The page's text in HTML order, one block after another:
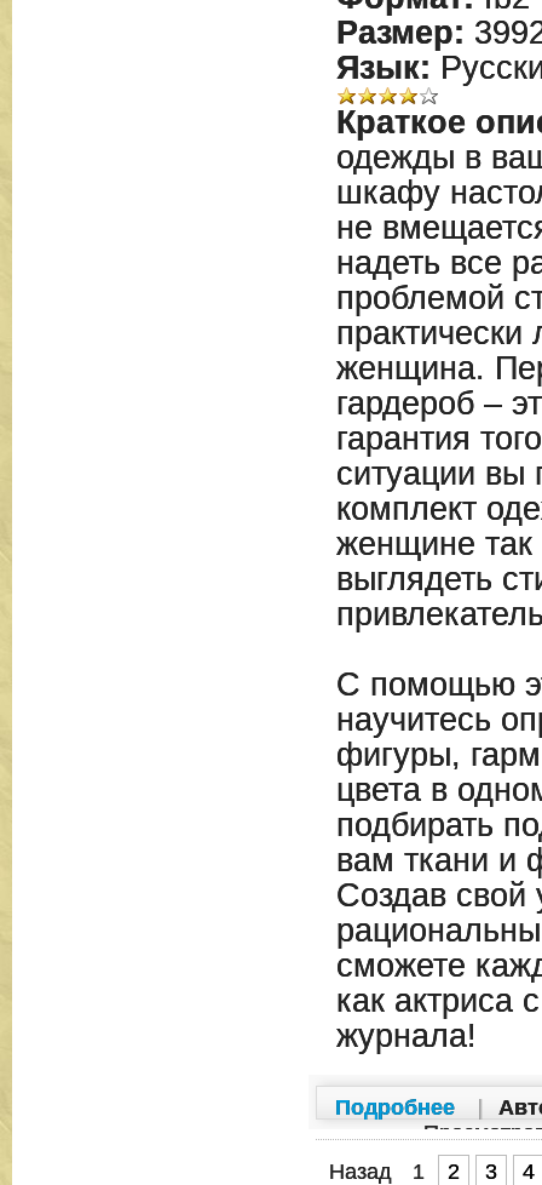
Размер:
Язык:
Краткое
одежды в
шкафу
не
надеть все
проблемой
женщина.
гардероб –
гарантия
ситуации вы
комплект
женщине так
выглядеть
С помощью
научитесь
фигуры,
цвета в
подбирать
вам ткани и
Создав свой
сможете
как актриса
журнала!
Подробнее
Назад
1 2 3 4